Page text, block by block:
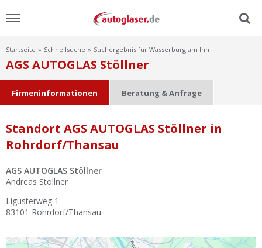
Menu
Home
Ratgeber
Scheibensuche
FAQ
Lexikon
Startseite Schnellsuche Suchergebnis für Wasserburg am Inn
AGS AUTOGLAS Stöllner
Firmeninformationen Beratung & Anfrage
Standort AGS AUTOGLAS Stöllner in
Rohrdorf/Thansau
AGS AUTOGLAS Stöllner
Andreas Stöllner
Ligusterweg 1
83101 Rohrdorf/Thansau